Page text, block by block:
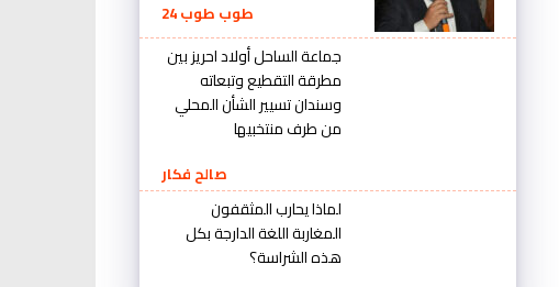
طوب طوب 24
جماعة الساحل أولاد احريز بين
مطرقة التقطيع وتبعاته
وسندان تسيير الشأن المحلي
من طرف منتخبيها
صالح فكار
لماذا يحارب المثقفون
المغاربة اللغة الدارجة بكل
هذه الشراسة؟